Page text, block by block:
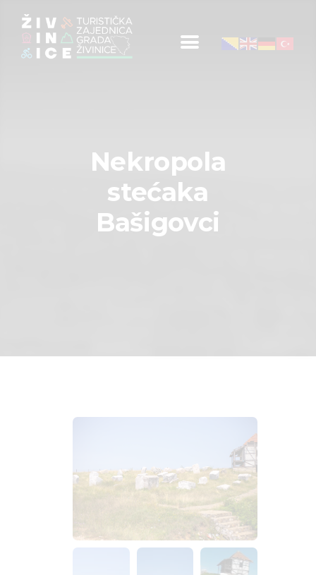
Nekropola
stećaka
Bašigovci
Događaji
Kontakt